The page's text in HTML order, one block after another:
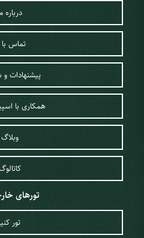
در این فصل وجود برگ‌های
مسحورکننده را به وجود می‌آورد
آن‌ها بازدید کنید
تابستان:به دلیل رطوبت بالا و
فصل ژاپن را انتخاب می‌کنند؛ اما
فصل برگزار می‌شوند
هوای خنک، بارش
جشنواره‌های بهاری تقاضا برای
درباره
تماس با
پیشنهادات
همکاری با
وبلاگ
تورهای
تور